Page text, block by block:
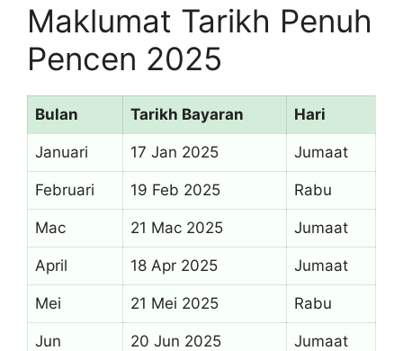
Maklumat Tarikh Penuh
Pencen 2025
Bulan Tarikh Bayaran Hari
Januari 17 Jan 2025 Jumaat
Februari 19 Feb 2025 Rabu
Mac 21 Mac 2025 Jumaat
April 18 Apr 2025 Jumaat
Mei 21 Mei 2025 Rabu
Jun 20 Jun 2025 Jumaat